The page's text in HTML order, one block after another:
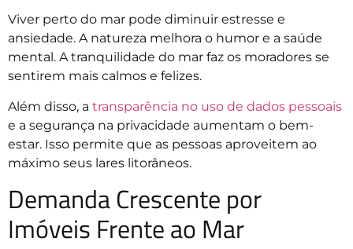
Viver perto do mar pode diminuir estresse e
ansiedade. A natureza melhora o humor e a saúde
mental. A tranquilidade do mar faz os moradores se
sentirem mais calmos e felizes.
Além disso, a transparência no uso de dados pessoais
e a segurança na privacidade aumentam o bem-
estar. Isso permite que as pessoas aproveitem ao
máximo seus lares litorâneos.
Demanda Crescente por
Imóveis Frente ao Mar